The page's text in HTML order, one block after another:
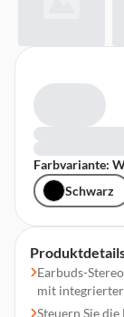
Earbuds-
mit
Steuern Sie
Farbvariante:
Schwarz